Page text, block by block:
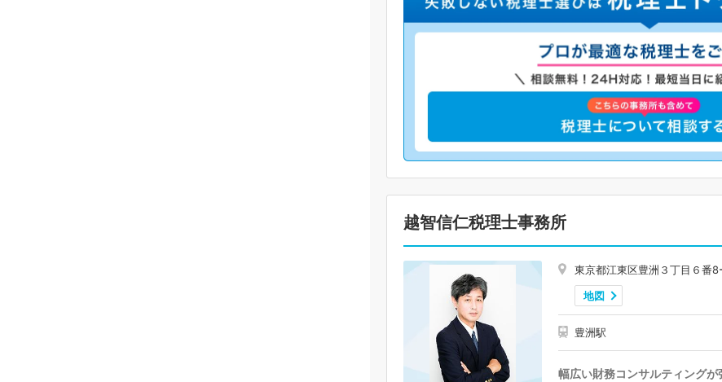
越智信仁税理士事務所
東京都江東区豊洲３丁目６番8
地図
豊洲駅
幅広い財務コンサルティングが